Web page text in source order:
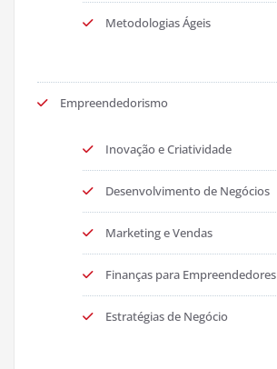
Metodologias Ágeis
Empreendedorismo
Inovação e Criatividade
Desenvolvimento de Negócios
Marketing e Vendas
Finanças para Empreendedores
Estratégias de Negócio